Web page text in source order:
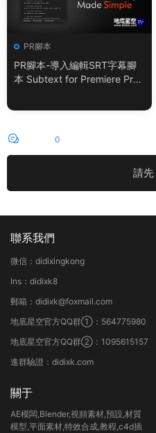
PR腳本
PR腳本-導入編輯SRT字幕腳
本 Subtext for Premiere Pro
0
請先
聯系我們
微信：didixingkong
Ins：didixk8
郵箱：didixk@foxmail.com
地底星空官方QQ群①：564775980
地底星空官方QQ群②：1095615157
進群驗證：didixk.com
關于
AE模闆,Blender,視頻素材,預設,材質
模型,平面素材,特效合成,教程,c4d插